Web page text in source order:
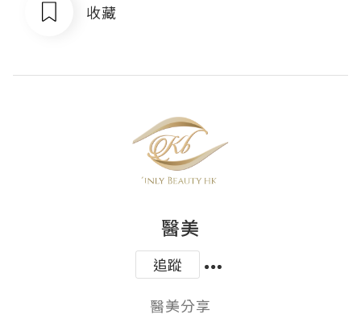
收藏
醫美
追蹤
醫美分享